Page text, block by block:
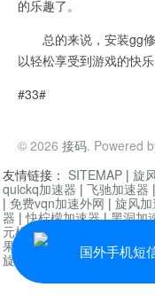
的乐趣了。
总的来说，安装gg修
以轻松享受到游戏的快乐
#33#
© 2026 接码. Powered
国外手机短
友情链接： SITEMAP | 旋
quickq加速器 | 飞驰加速器 |
| 免费vqn加速外网 | 旋风
器 |快柠檬加速器|黑洞加
元机场加速器
果加速器
黑洞加速|银河
旋风加速器度器|讯狗加速